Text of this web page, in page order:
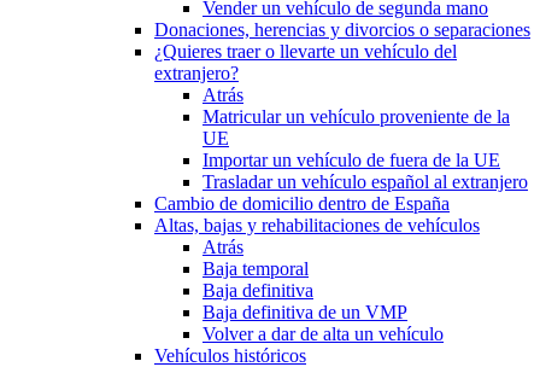
Vender un vehículo de segunda mano
Donaciones, herencias y divorcios o separaciones
¿Quieres traer o llevarte un vehículo del
extranjero?
Atrás
Matricular un vehículo proveniente de la
UE
Importar un vehículo de fuera de la UE
Trasladar un vehículo español al extranjero
Cambio de domicilio dentro de España
Altas, bajas y rehabilitaciones de vehículos
Atrás
Baja temporal
Baja definitiva
Baja definitiva de un VMP
Volver a dar de alta un vehículo
Vehículos históricos